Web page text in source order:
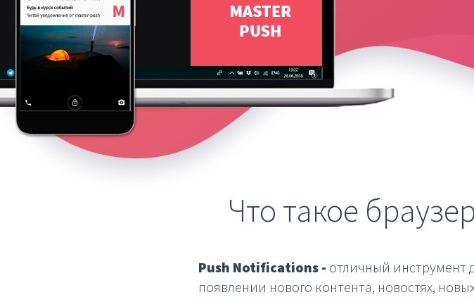
Что такое
Push Notifications - отличный инструмент
появлении нового контента, новостях,